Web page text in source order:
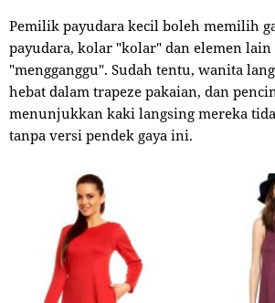
Pemilik payudara kecil boleh memilih
payudara, kolar "kolar" dan elemen lain
"mengganggu". Sudah tentu, wanita
hebat dalam trapeze pakaian, dan
menunjukkan kaki langsing mereka
tanpa versi pendek gaya ini.